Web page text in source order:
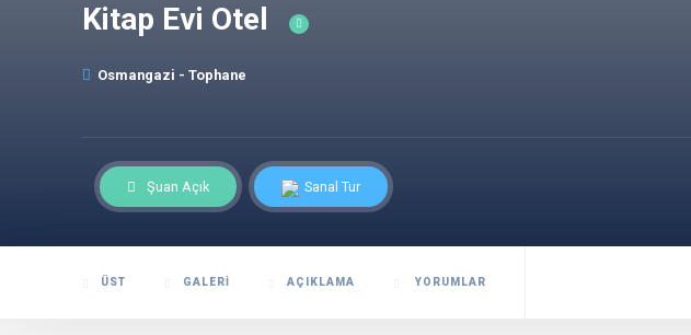
Kitap Evi Otel
Osmangazi - Tophane
Şuan Açık Sanal Tur
ÜST GALERI AÇIKLAMA YORUMLAR